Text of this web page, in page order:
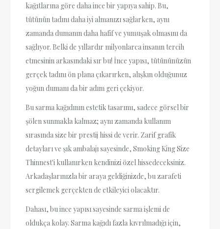
kağıtlarına göre daha ince bir yapıya sahip. Bu,
tütünün tadını daha iyi almanızı sağlarken, aynı
zamanda dumanın daha hafif ve yumuşak olmasını da
sağlıyor. Belki de yıllardır milyonlarca insanın tercih
etmesinin arkasındaki sır bu! İnce yapısı, tütününüzün
gerçek tadını ön plana çıkarırken, alışkın olduğunuz
yoğun dumanı da bir adım geri çekiyor.
Bu sarma kağıdının estetik tasarımı, sadece görsel bir
şölen sunmakla kalmaz; aynı zamanda kullanım
sırasında size bir prestij hissi de verir. Zarif grafik
detayları ve şık ambalajı sayesinde, Smoking King Size
Thinnest'i kullanırken kendinizi özel hissedeceksiniz.
Arkadaşlarınızla bir araya geldiğinizde, bu zarafeti
sergilemek gerçekten de etkileyici olacaktır.
Dahası, bu ince yapısı sayesinde sarma işlemi de
oldukça kolay. Sarma kağıdı fazla kıvrılmadığı için,